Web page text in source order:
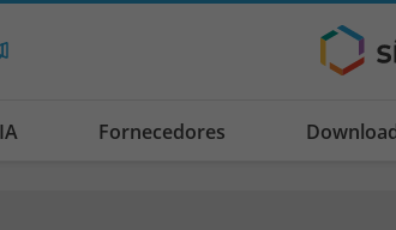
Fornecedores